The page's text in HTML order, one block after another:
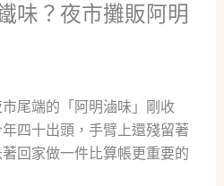
味？夜市攤販阿明
尾端的「阿明滷味」剛收
四十出頭，手臂上還殘留著
回家做一件比算帳更重要的